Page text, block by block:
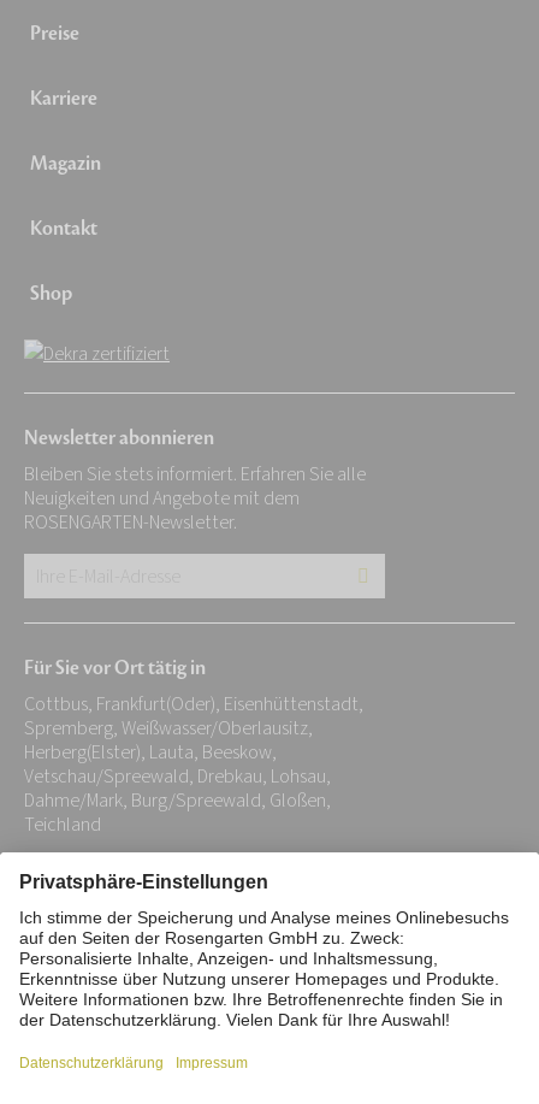
Preise
Karriere
Magazin
Kontakt
Shop
Newsletter abonnieren
Bleiben Sie stets informiert. Erfahren Sie alle
Neuigkeiten und Angebote mit dem
ROSENGARTEN-Newsletter.
E-
Adresse:
*
Für Sie vor Ort tätig in
Cottbus, Frankfurt(Oder), Eisenhüttenstadt,
Spremberg, Weißwasser/Oberlausitz,
Herberg(Elster), Lauta, Beeskow,
Vetschau/Spreewald, Drebkau, Lohsau,
Dahme/Mark, Burg/Spreewald, Gloßen,
Teichland
Impressum Datenschutz
Stiftung
Interne Meldestelle
Zahlungsmittel
Barrierefreiheitserklärung
Vertrag widerrufen